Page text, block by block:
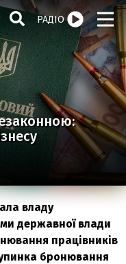
РАДІО
владу
державної влади
працівників
бронювання